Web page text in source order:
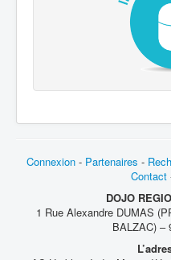
Connexion - Partenaires -
Contact
DOJO
1 Rue Alexandre DUMAS
BALZAC) –